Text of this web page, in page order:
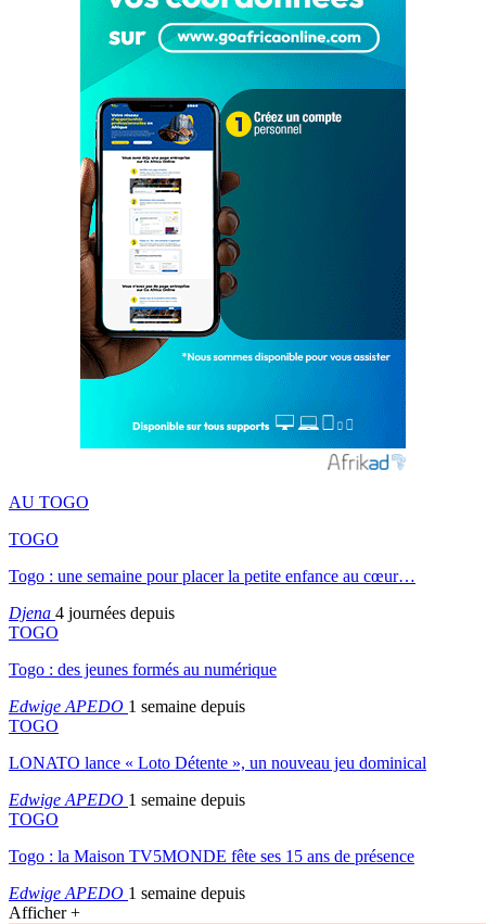
AU TOGO
TOGO
Togo : une semaine pour placer la petite enfance au cœur…
Djena 4 journées depuis
TOGO
Togo : des jeunes formés au numérique
Edwige APEDO 1 semaine depuis
TOGO
LONATO lance « Loto Détente », un nouveau jeu dominical
Edwige APEDO 1 semaine depuis
TOGO
Togo : la Maison TV5MONDE fête ses 15 ans de présence
Edwige APEDO 1 semaine depuis
Afficher +